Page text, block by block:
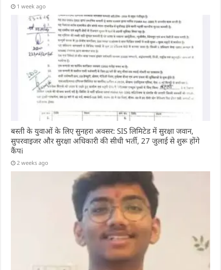
1 week ago
बस्ती के युवाओं के लिए सुनहरा अवसर: SIS लिमिटेड में सुरक्षा जवान,
सुपरवाइजर और सुरक्षा अधिकारी की सीधी भर्ती, 27 जुलाई से शुरू होंगे
कैंपi
2 weeks ago